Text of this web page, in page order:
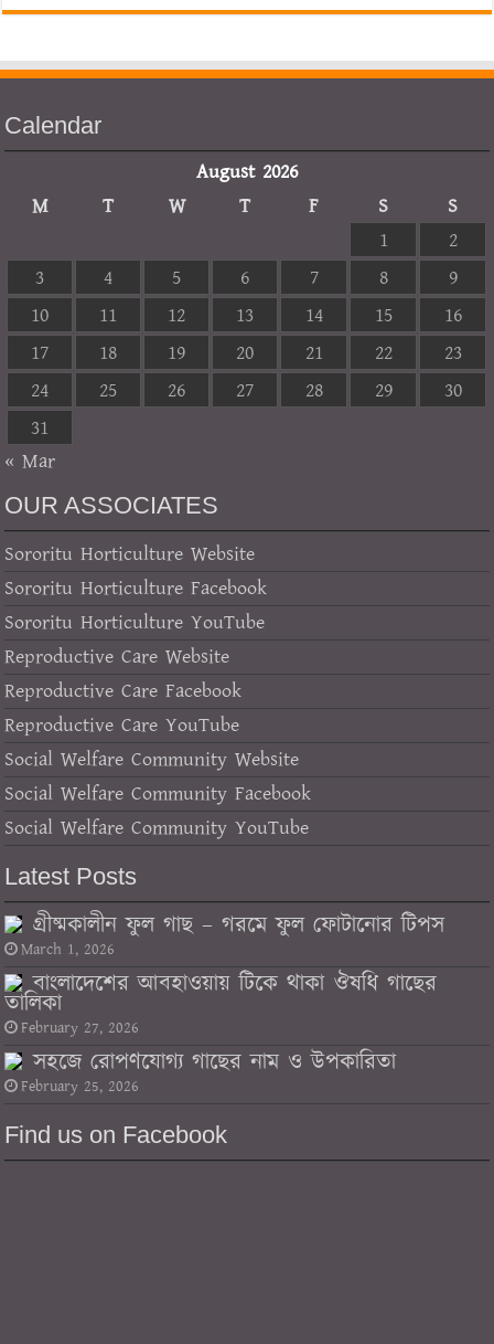
Calendar
August 2026
M
T W T F S
S
1
2
3
4 5 6 7 8
9
10
11 12 13 14 15
16
17
18 19 20 21 22
23
24
25 26 27 28 29
30
31
« Mar
OUR ASSOCIATES
Sororitu Horticulture Website
Sororitu Horticulture Facebook
Sororitu Horticulture YouTube
Reproductive Care Website
Reproductive Care Facebook
Reproductive Care YouTube
Social Welfare Community Website
Social Welfare Community Facebook
Social Welfare Community YouTube
Latest Posts
গ্রীষ্মকালীন ফুল গাছ – গরমে ফুল ফোটানোর টিপস
March 1, 2026
বাংলাদেশের আবহাওয়ায় টিকে থাকা ঔষধি গাছের
তালিকা
February 27, 2026
সহজে রোপণযোগ্য গাছের নাম ও উপকারিতা
February 25, 2026
Find us on Facebook